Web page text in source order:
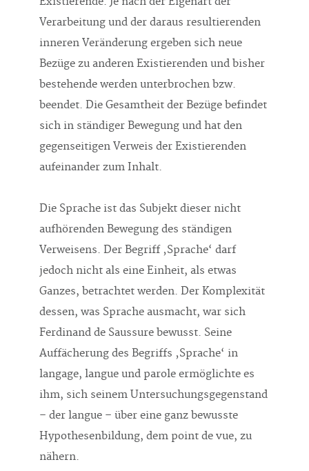
Verarbeitung und der daraus resultierenden
inneren Veränderung ergeben sich neue
Bezüge zu anderen Existierenden und bisher
bestehende werden unterbrochen bzw.
beendet. Die Gesamtheit der Bezüge befindet
sich in ständiger Bewegung und hat den
gegenseitigen Verweis der Existierenden
aufeinander zum Inhalt.
aufhörenden Bewegung des ständigen
Verweisens. Der Begriff ‚Sprache‘ darf
jedoch nicht als eine Einheit, als etwas
Ganzes, betrachtet werden. Der Komplexität
dessen, was Sprache ausmacht, war sich
Ferdinand de Saussure bewusst. Seine
Auffächerung des Begriffs ‚Sprache‘ in
langage, langue und parole ermöglichte es
ihm, sich seinem Untersuchungsgegenstand
– der langue – über eine ganz bewusste
Hypothesenbildung, dem point de vue, zu
nähern.